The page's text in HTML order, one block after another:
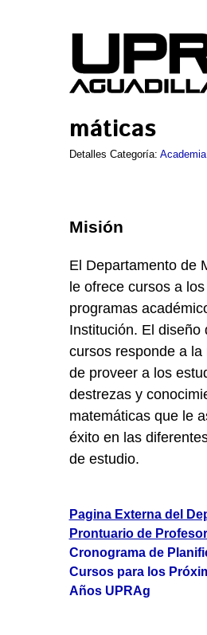
máticas
Detalles Categoría: Academia
Misión
El Departamento de
le ofrece cursos a
programas
Institución. El diseño
cursos responde a la
de proveer a los
destrezas y
matemáticas que le
éxito en las
de estudio.
Pagina Externa del
Prontuario de
Cronograma de
Cursos para los
Años UPRAg